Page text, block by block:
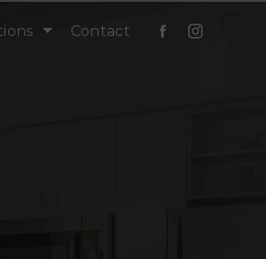
Contact